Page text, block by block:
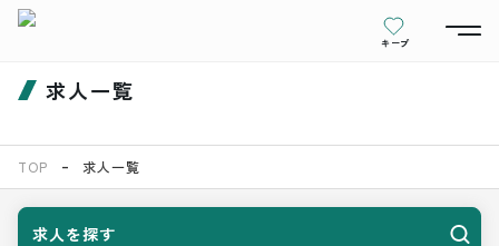
キープ
求人一覧
TOP 求人一覧
求人を探す